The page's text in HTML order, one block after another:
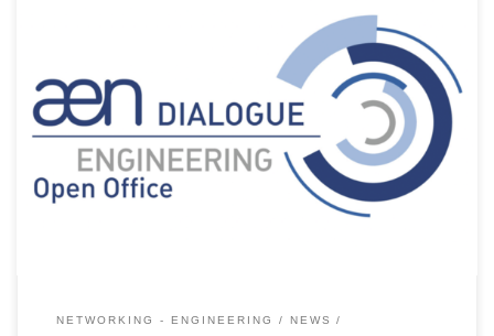
14.07.2021 – 16:00 digital, via Webex
NETWORKING - ENGINEERING
NEWS